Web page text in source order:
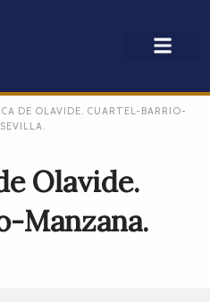
DE OLAVIDE. CUARTEL-BARRIO-
Olavide.
Manzana.